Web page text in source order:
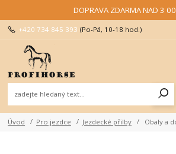
DOPRAVA ZDARMA NAD 3
+420 734 845 393 (Po-Pá, 10-18 hod.)
Úvod Pro jezdce Jezdecké přilby Obaly a